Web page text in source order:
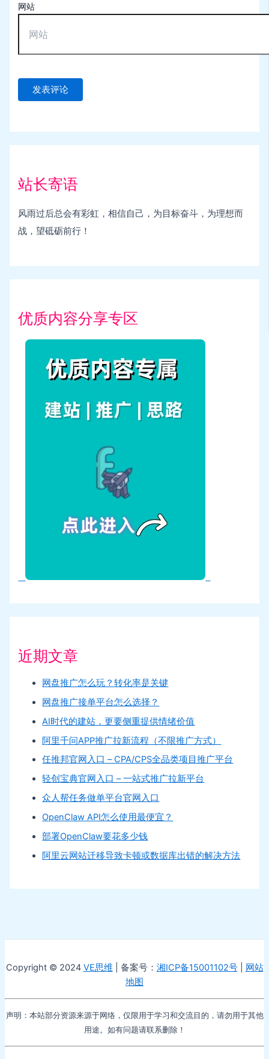
网站
站长寄语
风雨过后总会有彩虹，相信自己，为目标奋斗，为理想而
战，望砥砺前行！
优质内容分享专区
近期文章
网盘推广怎么玩？转化率是关键
网盘推广接单平台怎么选择？
AI时代的建站，更要侧重提供情绪价值
阿里千问APP推广拉新流程（不限推广方式）
任推邦官网入口 – CPA/CPS全品类项目推广平台
轻创宝典官网入口 – 一站式推广拉新平台
众人帮任务做单平台官网入口
OpenClaw API怎么使用最便宜？
部署OpenClaw要花多少钱
阿里云网站迁移导致卡顿或数据库出错的解决方法
Copyright © 2024 VE思维 | 备案号： 湘ICP备15001102号| 网站
地图
声明：本站部分资源来源于网络，仅限用于学习和交流目的，请勿用于其他
用途。如有问题请联系删除！